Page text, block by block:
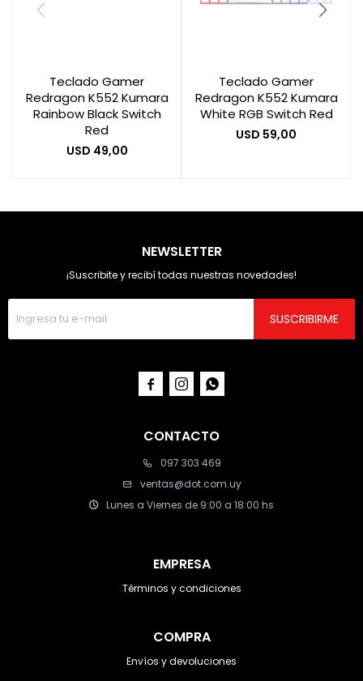
Teclado Gamer
Redragon K552 Kumara
Rainbow Black Switch
Red
USD 49,00
Teclado Gamer
Redragon K552 Kumara
White RGB Switch Red
USD 59,00
CONTACTO
097 303 469
ventas@dot.com.uy
Lunes a Viernes de 9:00 a 18:00 hs
EMPRESA
Términos y condiciones
COMPRA
Envíos y devoluciones
NEWSLETTER
¡Suscribite y recibí todas nuestras novedades!
SUSCRIBIRME
  